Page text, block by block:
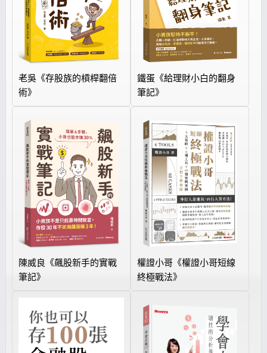
老吳《存股族的槓桿翻倍
術》
鐵蛋《給理財小白的翻身
筆記》
陳威良《飆股新手的實戰
筆記》
權證小哥《權證小哥短線
終極戰法》